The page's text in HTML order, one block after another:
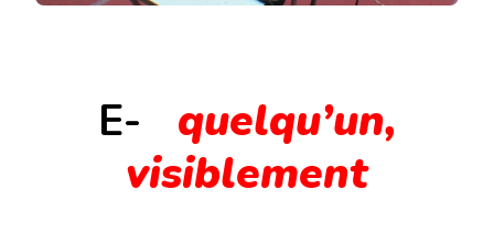
E-
quelqu’un,
visiblement